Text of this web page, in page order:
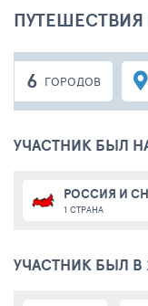
6 ГОРОДОВ
УЧАСТНИК БЫЛ
РОССИЯ И
1 СТРАНА
УЧАСТНИК БЫЛ В